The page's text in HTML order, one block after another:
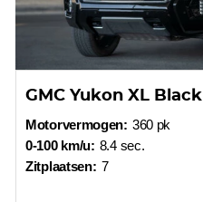
GMC Yukon XL Black
Motorvermogen: 360 pk
0-100 km/u: 8.4 sec.
Zitplaatsen: 7